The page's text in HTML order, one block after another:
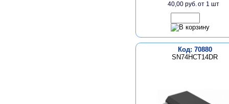
40,00 руб.от 1 шт
Код: 70880
SN74HCT14DR